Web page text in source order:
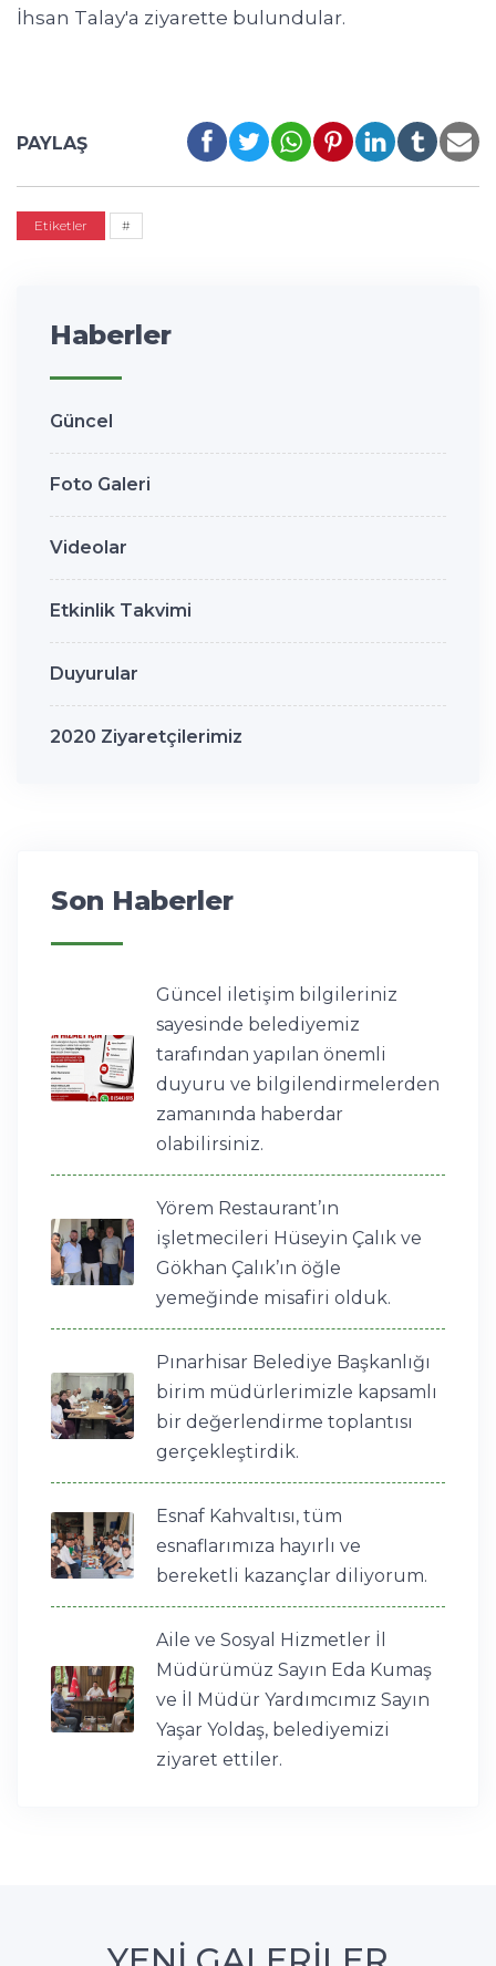
İhsan Talay'a ziyarette bulundular.
PAYLAŞ
Etiketler #
Haberler
Güncel
Foto Galeri
Videolar
Etkinlik Takvimi
Duyurular
2020 Ziyaretçilerimiz
Son Haberler
Güncel iletişim bilgileriniz
sayesinde belediyemiz
tarafından yapılan önemli
duyuru ve bilgilendirmelerden
zamanında haberdar
olabilirsiniz.
Yörem Restaurant’ın
işletmecileri Hüseyin Çalık ve
Gökhan Çalık’ın öğle
yemeğinde misafiri olduk.
Pınarhisar Belediye Başkanlığı
birim müdürlerimizle kapsamlı
bir değerlendirme toplantısı
gerçekleştirdik.
Esnaf Kahvaltısı, tüm
esnaflarımıza hayırlı ve
bereketli kazançlar diliyorum.
Aile ve Sosyal Hizmetler İl
Müdürümüz Sayın Eda Kumaş
ve İl Müdür Yardımcımız Sayın
Yaşar Yoldaş, belediyemizi
ziyaret ettiler.